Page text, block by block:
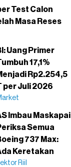
Test Calon
Masa Reses
Uang Primer
17,1%
Rp2.254,5
per Juli 2026
Imbau Maskapai
Semua
737 Max:
Keretakan
Riil